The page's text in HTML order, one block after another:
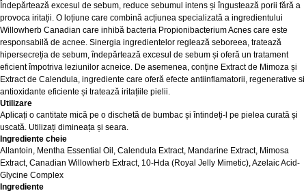
Îndepărtează excesul de sebum, reduce sebumul intens și îngustează porii fără a
provoca iritații. O loțiune care combină acțiunea specializată a ingredientului
Willowherb Canadian care inhibă bacteria Propionibacterium Acnes care este
responsabilă de acnee. Sinergia ingredientelor reglează seboreea, tratează
hipersecreția de sebum, îndepărtează excesul de sebum și oferă un tratament
eficient împotriva leziunilor acneice. De asemenea, conține Extract de Mimoza și
Extract de Calendula, ingrediente care oferă efecte antiinflamatorii, regenerative si
antioxidante eficiente și tratează iritațiile pielii.
Utilizare
Aplicați o cantitate mică pe o dischetă de bumbac și întindeți-l pe pielea curată și
uscată. Utilizați dimineața și seara.
Ingrediente cheie
Allantoin, Mentha Essential Oil, Calendula Extract, Mandarine Extract, Mimosa
Extract, Canadian Willowherb Extract, 10-Hda (Royal Jelly Mimetic), Azelaic Acid-
Glycine Complex
Ingrediente